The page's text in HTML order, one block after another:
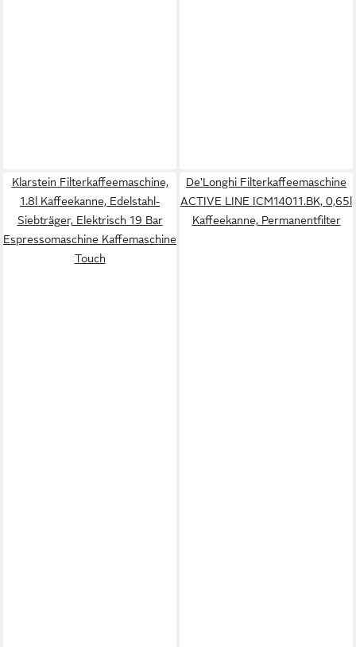
Klarstein Filterkaffeemaschine,
1.8l Kaffeekanne, Edelstahl-
Siebträger, Elektrisch 19 Bar
Espressomaschine Kaffemaschine
Touch
De'Longhi Filterkaffeemaschine
ACTIVE LINE ICM14011.BK, 0,65l
Kaffeekanne, Permanentfilter